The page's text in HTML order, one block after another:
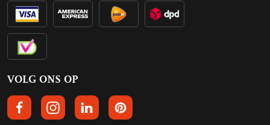
VOLG ONS OP
VOLGS ONS OP FACEBOOK
VOLG ONS OP INSTAGRAM
VOLG ONS OP LINKEDIN
VOLG ONS OP PINTEREST